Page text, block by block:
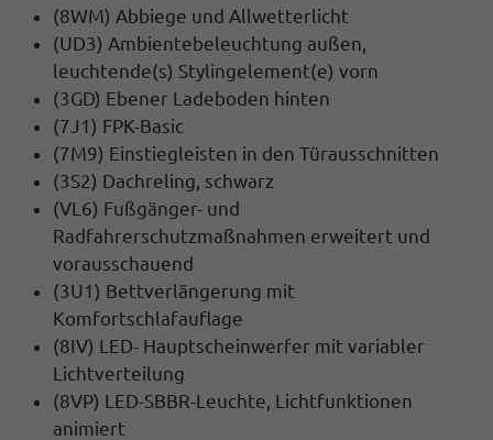
(8WM) Abbiege und Allwetterlicht
(UD3) Ambientebeleuchtung außen,
leuchtende(s) Stylingelement(e) vorn
(3GD) Ebener Ladeboden hinten
(7J1) FPK-Basic
(7M9) Einstiegleisten in den Türausschnitten
(3S2) Dachreling, schwarz
(VL6) Fußgänger- und
Radfahrerschutzmaßnahmen erweitert und
vorausschauend
(3U1) Bettverlängerung mit
Komfortschlafauflage
(8IV) LED- Hauptscheinwerfer mit variabler
Lichtverteilung
(8VP) LED-SBBR-Leuchte, Lichtfunktionen
animiert